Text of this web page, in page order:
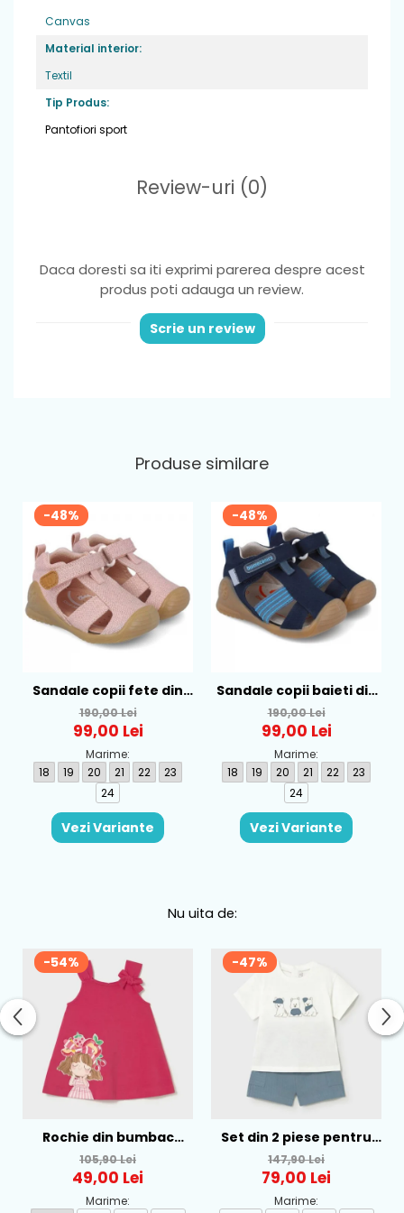
Varf: inchis
o fixare optima si incaltare usoara
Brant: detasabil din piele naturala
Canvas
Material interior:
Textil
Tip Produs:
Pantofiori sport
Review-uri (0)
Daca doresti sa iti exprimi parerea despre acest
produs poti adauga un review.
Scrie un review
Produse similare
-48%
Sandale copii fete din
textil Biomecanics, Roz -
252181-B032
190,00 Lei
99,00 Lei
Marime:
18
19 20 21 22
23
24
Vezi Variante
-48%
Sandale copii baieti din
textil Biomecanics,
Albastru - 252175-A089
190,00 Lei
99,00 Lei
Marime:
18
19 20 21 22
23
24
Vezi Variante
Nu uita de:
-54%
Rochie din bumbac
pentru fete Mayoral,
Rosu - 1930-069
105,90 Lei
49,00 Lei
Marime:
-47%
Set din 2 piese pentru
baieti Mayoral, Alb-
Albastru - 1665-31
147,90 Lei
79,00 Lei
Marime: